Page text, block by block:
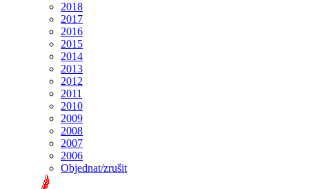
2018
2017
2016
2015
2014
2013
2012
2011
2010
2009
2008
2007
2006
Objednat/zrušit